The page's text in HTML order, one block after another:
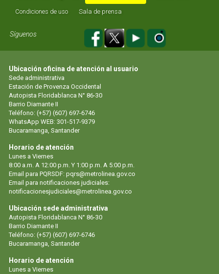
Condiciones de uso Sala de prensa
Síguenos
Ubicación oficina de atención al usuario
Sede administrativa
Estación de Provenza Occidental
Autopista Floridablanca N° 86-30
Barrio Diamante II
Teléfono: (+57) (607) 697-6746
WhatsApp WEB: 301-517-9379
Bucaramanga, Santander
Horario de atención
Lunes a Viernes
8:00 a.m. A 12:00 p.m. Y 1:00 p.m. A 5:00 p.m.
Email para PQRSDF: pqrs@metrolinea.gov.co
Email para notificaciones judiciales:
notificacionesjudiciales@metrolinea.gov.co
Ubicación sede administrativa
Autopista Floridablanca N° 86-30
Barrio Diamante II
Teléfono: (+57) (607) 697-6746
Bucaramanga, Santander
Horario de atención
Lunes a Viernes